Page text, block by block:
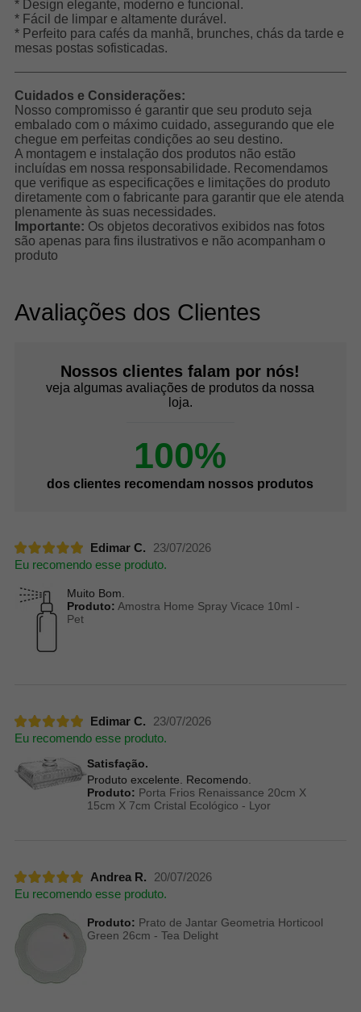
* Design elegante, moderno e funcional.
* Fácil de limpar e altamente durável.
* Perfeito para cafés da manhã, brunches, chás da tarde e
mesas postas sofisticadas.
Cuidados e Considerações:
Nosso compromisso é garantir que seu produto seja
embalado com o máximo cuidado, assegurando que ele
chegue em perfeitas condições ao seu destino.
A montagem e instalação dos produtos não estão
incluídas em nossa responsabilidade. Recomendamos
que verifique as especificações e limitações do produto
diretamente com o fabricante para garantir que ele atenda
plenamente às suas necessidades.
Importante: Os objetos decorativos exibidos nas fotos
são apenas para fins ilustrativos e não acompanham o
produto
Avaliações dos Clientes
Nossos clientes falam por nós!
veja algumas avaliações de produtos da nossa
loja.
100%
dos clientes recomendam nossos produtos
Edimar C.
23/07/2026
Eu recomendo esse produto.
Muito Bom.
Produto: Amostra Home Spray Vicace 10ml -
Pet
Edimar C.
23/07/2026
Eu recomendo esse produto.
Satisfação.
Produto excelente. Recomendo.
Produto: Porta Frios Renaissance 20cm X
15cm X 7cm Cristal Ecológico - Lyor
Andrea R.
20/07/2026
Eu recomendo esse produto.
Produto: Prato de Jantar Geometria Horticool
Green 26cm - Tea Delight